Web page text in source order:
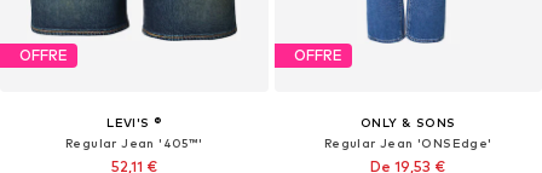
OFFRE
LEVI'S ®
Regular Jean '405™'
52,11 €
OFFRE
ONLY & SONS
Regular Jean 'ONSEdge'
De 19,53 €